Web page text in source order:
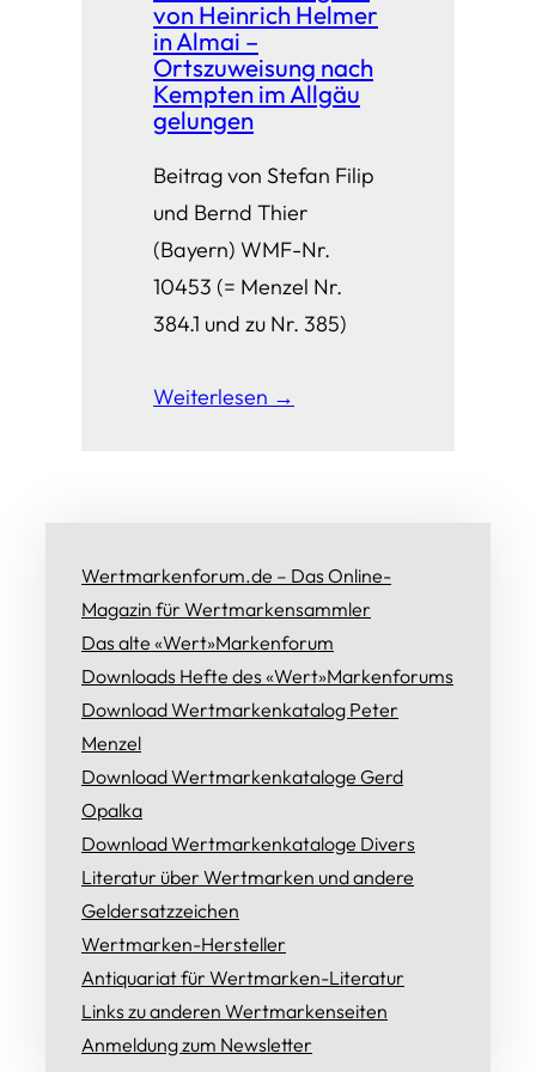
von Heinrich Helmer
in Almai –
Ortszuweisung nach
Kempten im Allgäu
gelungen
Beitrag von Stefan Filip
und Bernd Thier
(Bayern) WMF-Nr.
10453 (= Menzel Nr.
384.1 und zu Nr. 385)
Weiterlesen →
Wertmarkenforum.de – Das Online-
Magazin für Wertmarkensammler
Das alte «Wert»Markenforum
Downloads Hefte des «Wert»Markenforums
Download Wertmarkenkatalog Peter
Menzel
Download Wertmarkenkataloge Gerd
Opalka
Download Wertmarkenkataloge Divers
Literatur über Wertmarken und andere
Geldersatzzeichen
Wertmarken-Hersteller
Antiquariat für Wertmarken-Literatur
Links zu anderen Wertmarkenseiten
Anmeldung zum Newsletter